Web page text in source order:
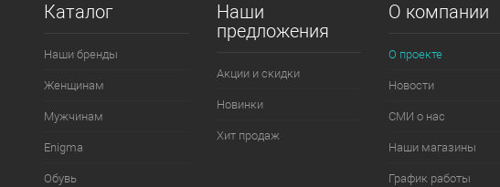
Каталог
Наши бренды
Женщинам
Мужчинам
Enigma
Обувь
Наши
предложения
Акции и скидки
Новинки
Хит продаж
О компании
О проекте
Новости
СМИ о нас
Наши магазины
График работы